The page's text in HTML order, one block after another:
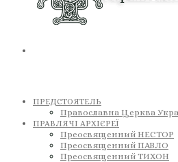
ПРЕДСТОЯТЕЛЬ
Православна Церква
ПРАВЛЯЧІ АРХІЄРЕЇ
Преосвященний НЕСТОР
Преосвященний ПАВЛО
Преосвященний ТИХОН